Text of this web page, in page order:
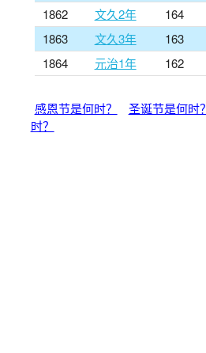
1862
文久2年 164
1863
文久3年 163
1864
元治1年 162
感恩节是何时？ 圣诞节是何时？
时？